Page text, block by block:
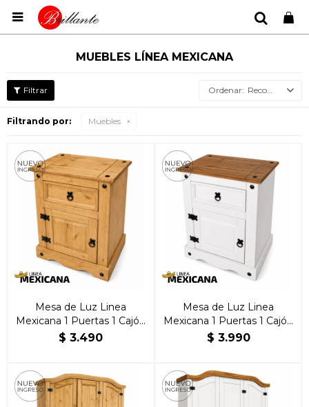

MUEBLES LÍNEA MEXICANA
Recomendados
Filtrando por: Muebles
Mesa de Luz Linea
Mexicana 1 Puertas 1 Cajón
Natural
$ 3.490
Mesa de Luz Linea
Mexicana 1 Puertas 1 Cajón
Blanca
$ 3.990